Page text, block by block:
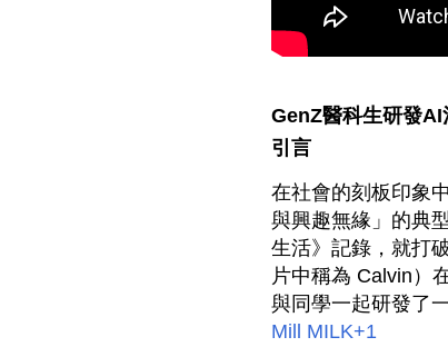
GenZ醫科生研發
引言
在社會的刻板印象
與興趣無緣」的典
生活》記錄，就打
片中稱為 Calvin）
與同學一起研發了
Mill MILK+1